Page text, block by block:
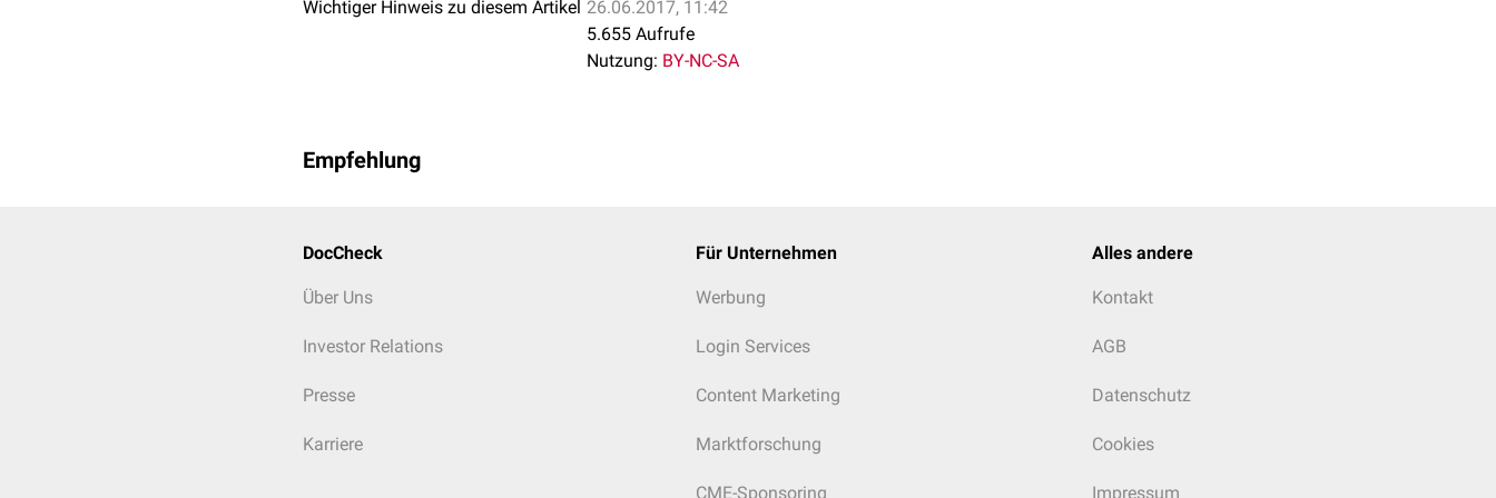
Panik vor Humor der Mitmenschen
Unfähigkeit zu eigenem humorvollen
Verhalten
Wichtiger Hinweis zu diesem Artikel 26.06.2017, 11:42
5.655 Aufrufe
Nutzung: BY-NC-SA
Empfehlung
DocCheck
Über Uns
Investor Relations
Presse
Karriere
Für Unternehmen
Werbung
Login Services
Content Marketing
Marktforschung
CME-Sponsoring
Alles andere
Kontakt
AGB
Datenschutz
Cookies
Impressum